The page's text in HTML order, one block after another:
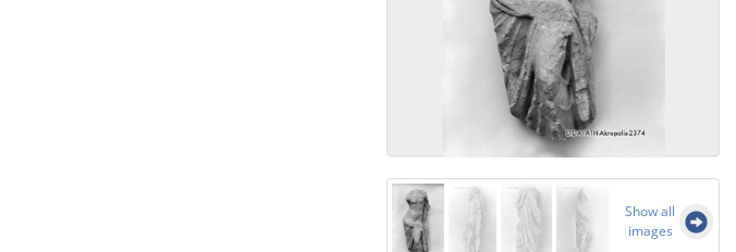
Show all
images